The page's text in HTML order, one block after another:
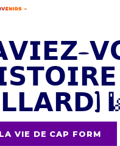
LA VIE DE CAP FORM